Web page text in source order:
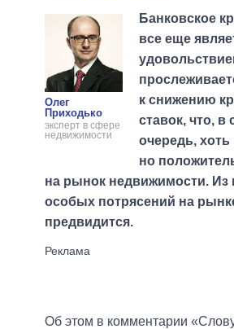
ВСЕ ПЕРСОНЫ
Олег
Приходько
эксперт в сфере
недвижимости
Банковское
все еще
к снижению
ставок, что, в
очередь,
но
на рынок недвижимости. Из
особых потрясений на
предвидится.
Об этом в комментарии